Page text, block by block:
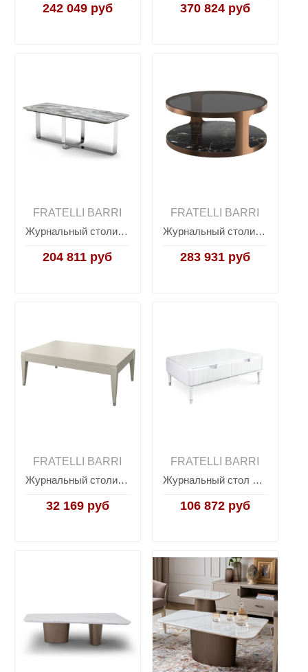
242 049 руб 370 824 руб
FRATELLI BARRI
Журнальный столик Hamptons TIMELESS SALE, FRATELLI BARRI
204 811 руб
FRATELLI BARRI
Журнальный столик TERNI, FRATELLI BARRI
283 931 руб
FRATELLI BARRI
Журнальный столик SALERNO, FRATELLI BARRI
32 169 руб
FRATELLI BARRI
Журнальный стол RIMINI, FRATELLI BARRI
106 872 руб